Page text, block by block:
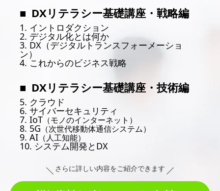
DXリテラシー基礎講座・戦略編
1. イントロダクション
2. デジタル化とは何か
3. DX（デジタルトランスフォーメーショ
ン）
4. これからのビジネス戦略
DXリテラシー基礎講座・技術編
5. クラウド
6. サイバーセキュリティ
7. IoT （モノのインターネット）
8. 5G （次世代移動体通信システム）
9. AI （人工知能）
10. システム開発とDX
さらに詳しい内容をご紹介できます